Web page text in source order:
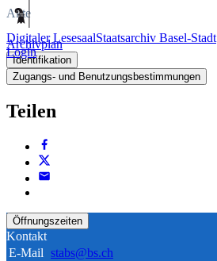
Digitaler LesesaalStaatsarchiv Basel-Stadt
Login
Akte
Archivplan
Identifikation
Zugangs- und Benutzungsbestimmungen
Teilen
Öffnungszeiten
Kontakt
E-Mail stabs@bs.ch